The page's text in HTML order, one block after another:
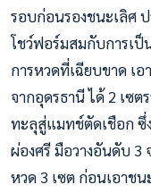
รอบก่อนรองชนะเลิศ
โชว์ฟอร์มสมกับการเป็
การหวดที่เฉียบขาด เ
จากอุดรธานี ได้ 2 เซ
ทะลุสู่แมทช์ตัดเชือก ซึ่
ผ่องศรี มือวางอันดับ 3
หวด 3 เซต ก่อนเอาช